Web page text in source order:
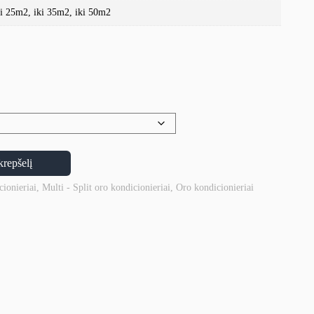
25m2, iki 35m2, iki 50m2
Multi - Split oro kondicionieriai Oro kondicionieriai